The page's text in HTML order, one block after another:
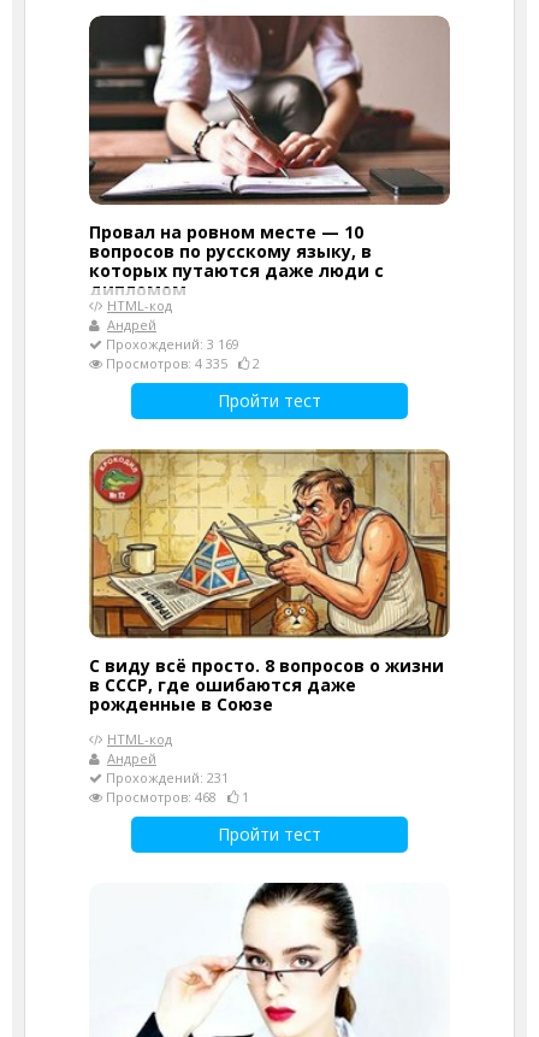
Провал на ровном месте — 10
вопросов по русскому языку, в
которых путаются даже люди с
дипломом
HTML-код
Андрей
Прохождений: 3 169
Просмотров: 4 335
2
Пройти тест
С виду всё просто. 8 вопросов о жизни
в СССР, где ошибаются даже
рожденные в Союзе
HTML-код
Андрей
Прохождений: 231
Просмотров: 468
1
Пройти тест